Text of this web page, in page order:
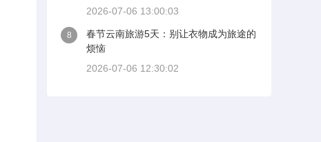
2026-07-06 13:00:03
8
春节云南旅游5天：别让衣物成为旅途的
烦恼
2026-07-06 12:30:02